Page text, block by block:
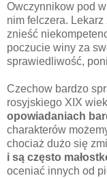
Owczynnikow pod
nim felczera. Lekarz
znieść
poczucie winy za
sprawiedliwość,
Czechow bardzo
rosyjskiego XIX
opowiadaniach
charakterów
chociaż dużo się
i są często
oceniać innych od